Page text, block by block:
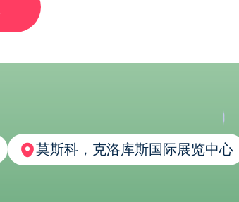
莫斯科，克洛库斯国际展览中心